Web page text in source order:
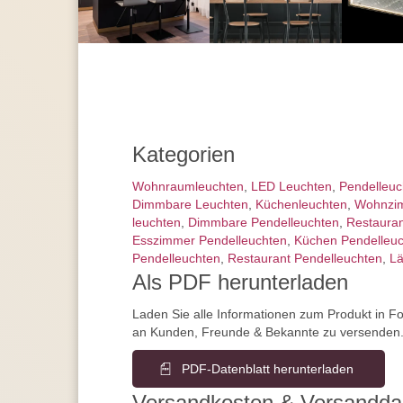
Kategorien
Wohnraum­leuchten, LED Leuchten,
Dimmbare Leuchten, Küchenleuchten,
leuchten, Dimmbare Pendelleuchten,
Esszimmer Pendelleuchten, Küchen
Pendelleuchten, Restaurant Pendelleuchten,
Als PDF herunterladen
Laden Sie alle Informationen zum Produkt in
an Kunden, Freunde & Bekannte zu versenden.
PDF-Datenblatt herunterladen